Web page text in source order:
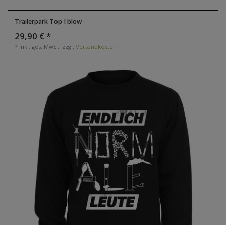
Trailerpark Top I blow
29,90 € *
* inkl. ges. MwSt. zzgl. Versandkosten